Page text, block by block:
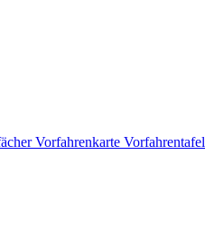
Vorfahrenkarte Vorfahrentafel